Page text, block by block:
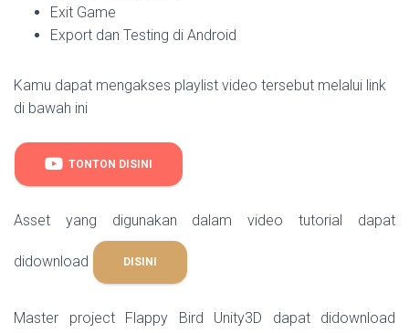
Exit Game
Export dan Testing di Android
Kamu dapat mengakses playlist video tersebut melalui link
di bawah ini
TONTON DISINI
Asset yang digunakan dalam video tutorial dapat
didownload DISINI
Master project Flappy Bird Unity3D dapat didownload